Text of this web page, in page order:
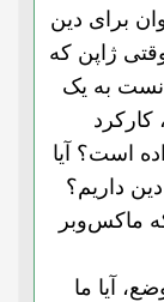
برای دین
ژاپن که
به یک
کارکرد
است؟ آیا
داریم؟
ماکس‌وبر
آیا ما